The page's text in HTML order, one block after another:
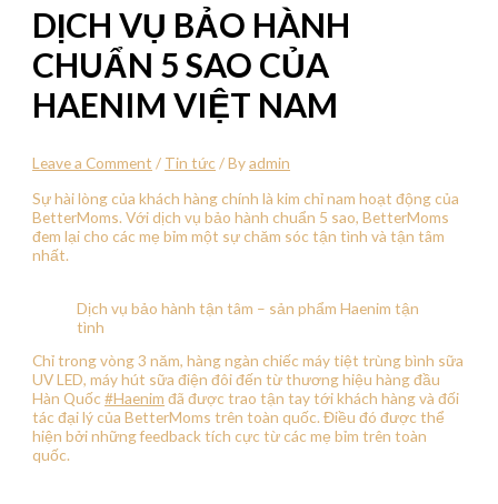
DỊCH VỤ BẢO HÀNH
CHUẨN 5 SAO CỦA
HAENIM VIỆT NAM
Leave a Comment / Tin tức / Byadmin
Sự hài lòng của khách hàng chính là kim chỉ nam hoạt động của
BetterMoms. Với dịch vụ bảo hành chuẩn 5 sao, BetterMoms
đem lại cho các mẹ bỉm một sự chăm sóc tận tình và tận tâm
nhất.
Dịch vụ bảo hành tận tâm – sản phẩm Haenim tận
tình
Chỉ trong vòng 3 năm, hàng ngàn chiếc máy tiệt trùng bình sữa
UV LED, máy hút sữa điện đôi đến từ thương hiệu hàng đầu
Hàn Quốc#Haenim đã được trao tận tay tới khách hàng và đối
tác đại lý của BetterMoms trên toàn quốc. Điều đó được thể
hiện bởi những feedback tích cực từ các mẹ bỉm trên toàn
quốc.